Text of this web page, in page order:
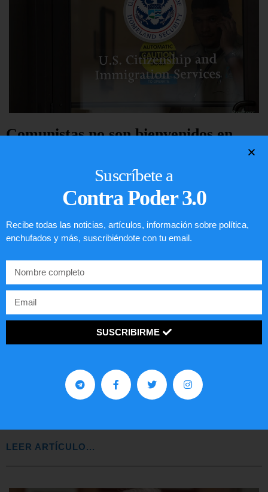
Comunistas no son bienvenidos en
Preguntas frecuentes sobre la visa
LEER ARTÍCULO...
Suscríbete a
Contra Poder 3.0
Recibe todas las noticias, artículos, información sobre política,
enchufados y más, suscribiéndote con tu email.
SUSCRIBIRME